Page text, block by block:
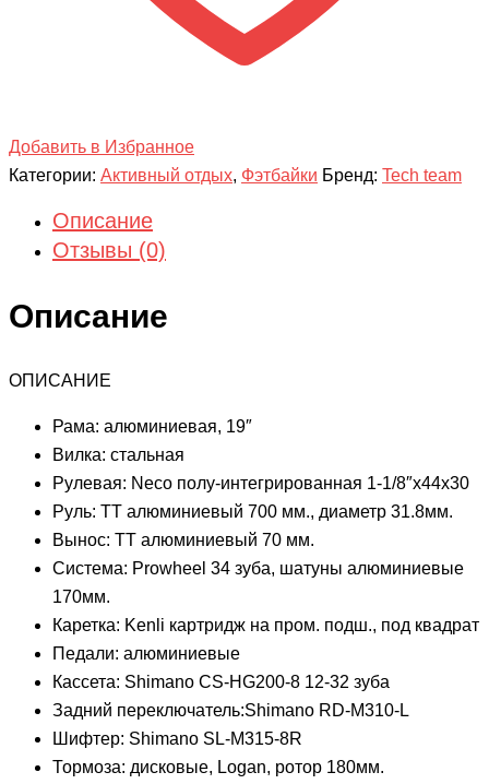
Добавить в Избранное
Категории: Активный отдых, Фэтбайки Бренд: Tech team
Описание
Отзывы (0)
Описание
ОПИСАНИЕ
Рама: алюминиевая, 19″
Вилка: стальная
Рулевая: Neco полу-интегрированная 1-1/8″х44х30
Руль: TT алюминиевый 700 мм., диаметр 31.8мм.
Вынос: TT алюминиевый 70 мм.
Система: Prowheel 34 зуба, шатуны алюминиевые
170мм.
Каретка: Kenli картридж на пром. подш., под квадрат
Педали: алюминиевые
Кассета: Shimano CS-HG200-8 12-32 зуба
Задний переключатель:Shimano RD-M310-L
Шифтер: Shimano SL-M315-8R
Тормоза: дисковые, Logan, ротор 180мм.